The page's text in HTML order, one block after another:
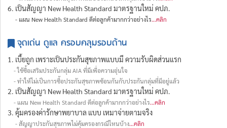
6. เป็นสัญญา New Health Standard มาตรฐานใหม่ คปภ.
- แผน New Health Standard ดีต่อลูกค้ามากกว่าอย่างไร...คลิก
จุดเด่น ดูแล ครอบคลุมรอบด้าน
1. เบี้ยถูก เพราะเป็นประกันสุขภาพแบบมี ความรับผิดส่วนแรก
- ใช้ซื้อเสริมประกันกลุ่ม AIA ที่มีเพื่อความอุ่นใจ
- ทำให้ไม่เป็นการซื้อประกันสุขภาพซ้อนกันกับประกันกลุ่มที่มีอยู่แล้ว
2. เป็นสัญญา New Health Standard มาตรฐานใหม่ คปภ.
- แผน New Health Standard ดีต่อลูกค้ามากกว่าอย่างไร...คลิก
3. คุ้มครองค่ารักษาพยาบาล แบบ เหมาจ่ายตามจริง
- สัญญาประกันสุขภาพไม่คุ้มครองกรณีไหนบ้าง...คลิก